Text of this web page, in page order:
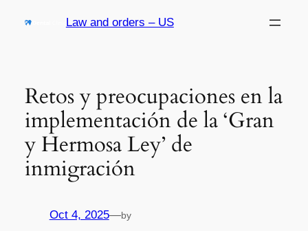
Law and orders – US
Retos y preocupaciones en la
implementación de la ‘Gran
y Hermosa Ley’ de
inmigración
Oct 4, 2025—by